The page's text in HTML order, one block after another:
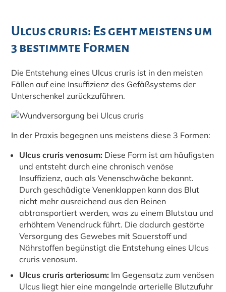
Ulcus cruris: Es geht meistens um
3 bestimmte Formen
Die Entstehung eines Ulcus cruris ist in den meisten
Fällen auf eine Insuffizienz des Gefäßsystems der
Unterschenkel zurückzuführen.
In der Praxis begegnen uns meistens diese 3 Formen:
Ulcus cruris venosum: Diese Form ist am häufigsten
und entsteht durch eine chronisch venöse
Insuffizienz, auch als Venenschwäche bekannt.
Durch geschädigte Venenklappen kann das Blut
nicht mehr ausreichend aus den Beinen
abtransportiert werden, was zu einem Blutstau und
erhöhtem Venendruck führt. Die dadurch gestörte
Versorgung des Gewebes mit Sauerstoff und
Nährstoffen begünstigt die Entstehung eines Ulcus
cruris venosum.
Ulcus cruris arteriosum: Im Gegensatz zum venösen
Ulcus liegt hier eine mangelnde arterielle Blutzufuhr